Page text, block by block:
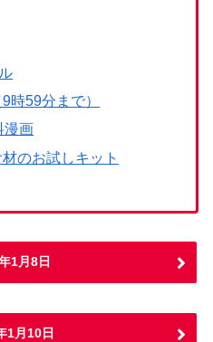
時59分まで）
漫画
のお試しキット
1月8日
1月10日